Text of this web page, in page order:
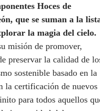
Hoces de
que se suman a la
la magia del cielo.
misión de promover,
preservar la calidad de
sostenible basado en la
la certificación de nuevos
para todos aquellos